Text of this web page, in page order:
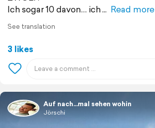
Ich sogar 10 davon… ich
Read more
See translation
3 likes
Auf nach...mal sehen wohin
Jörschi